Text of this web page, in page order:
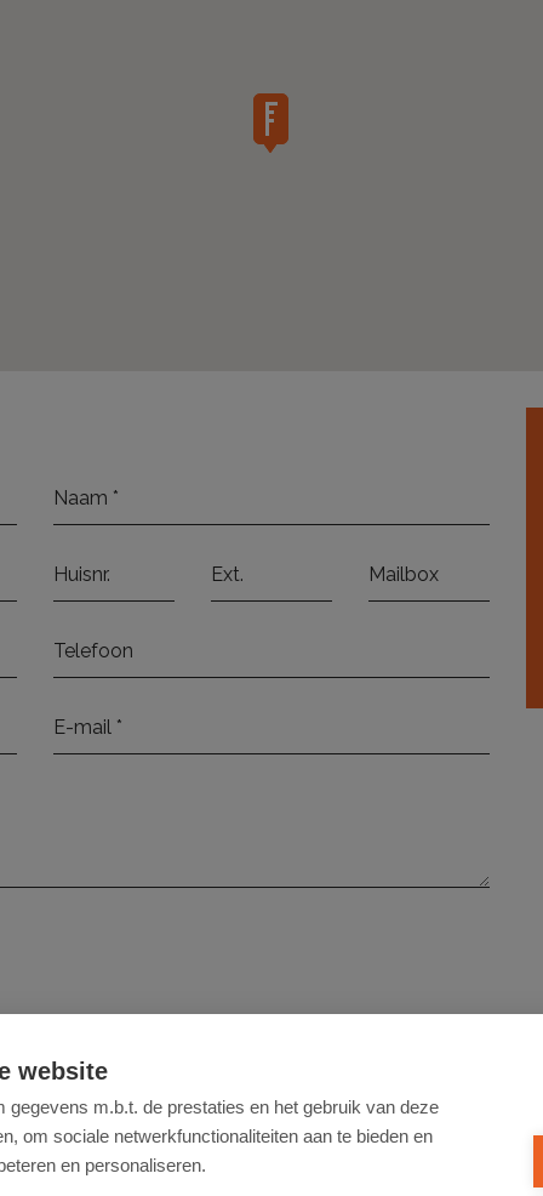
VERSTUUR
website
m.b.t. de prestaties en het gebruik van deze
om sociale netwerkfunctionaliteiten aan te bieden en
en personaliseren.